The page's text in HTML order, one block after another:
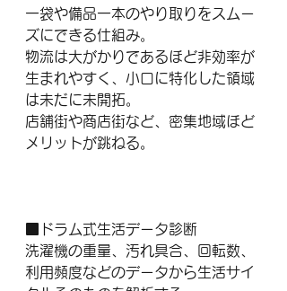
一袋や備品一本のやり取りをスムー
ズにできる仕組み。
物流は大がかりであるほど非効率が
生まれやすく、小口に特化した領域
は未だに未開拓。
店舗街や商店街など、密集地域ほど
メリットが跳ねる。
■ドラム式生活データ診断
洗濯機の重量、汚れ具合、回転数、
利用頻度などのデータから生活サイ